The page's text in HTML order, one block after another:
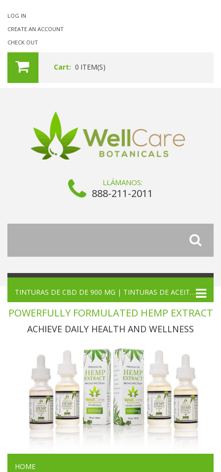
LOG IN
CREATE AN ACCOUNT
CHECK OUT
Cart: 0 ITEM(S)
LLÁMANOS:
888-211-2011
TINTURAS DE CBD DE 900 MG | TINTURAS DE ACEITE DE CÁÑAMO DE 900 MG DE CBD
POWERFULLY FORMULATED HEMP EXTRACT
ACHIEVE DAILY HEALTH AND WELLNESS
HOME